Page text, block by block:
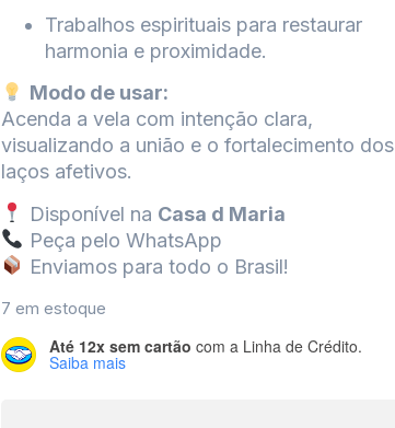
Trabalhos espirituais para restaurar
harmonia e proximidade.
Modo de usar:
Acenda a vela com intenção clara,
visualizando a união e o fortalecimento dos
laços afetivos.
Disponível na Casa d Maria
Peça pelo WhatsApp
Enviamos para todo o Brasil!
7 em estoque
Até 12x sem cartão com a Linha de Crédito.
Saiba mais